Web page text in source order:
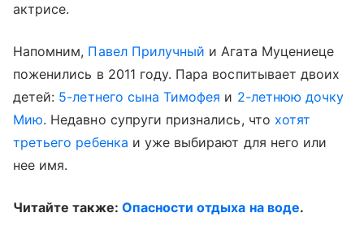
актрисе.
Напомним, Павел Прилучный и Агата Муцениеце
поженились в 2011 году. Пара воспитывает двоих
детей: 5-летнего сына Тимофея и 2-летнюю дочку
Мию. Недавно супруги признались, что хотят
третьего ребенка и уже выбирают для него или
нее имя.
Читайте также: Опасности отдыха на воде.